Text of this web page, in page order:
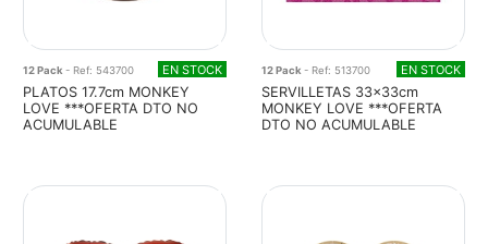
12 Pack - Ref: 543700 EN STOCK
PLATOS 17.7cm MONKEY
LOVE ***OFERTA DTO NO
ACUMULABLE
12 Pack - Ref: 513700 EN STOCK
SERVILLETAS 33x33cm
MONKEY LOVE ***OFERTA
DTO NO ACUMULABLE